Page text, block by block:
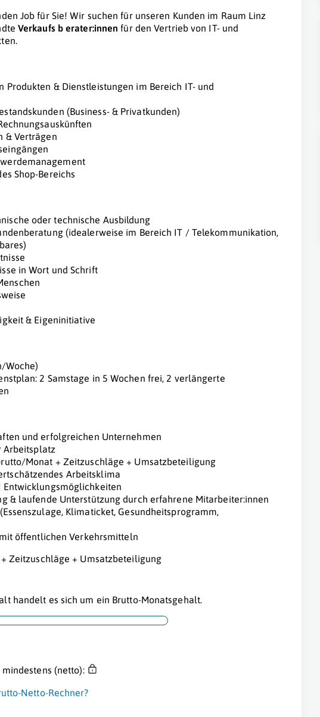
Job für Sie! Wir suchen für unseren Kunden im Raum Linz
Verkaufs b erater:innen für den Vertrieb von IT- und
Produkten & Dienstleistungen im Bereich IT- und
(Business- & Privatkunden)
& Verträgen
Shop-Bereichs
oder technische Ausbildung
(idealerweise im Bereich IT / Telekommunikation,
in Wort und Schrift
& Eigeninitiative
Woche)
2 Samstage in 5 Wochen frei, 2 verlängerte
und erfolgreichen Unternehmen
Arbeitsplatz
Monat + Zeitzuschläge + Umsatzbeteiligung
Arbeitsklima
Entwicklungsmöglichkeiten
& laufende Unterstützung durch erfahrene Mitarbeiter:innen
Klimaticket, Gesundheitsprogramm,
öffentlichen Verkehrsmitteln
Zeitzuschläge + Umsatzbeteiligung
handelt es sich um ein Brutto-Monatsgehalt.
(netto):
Netto-Rechner?